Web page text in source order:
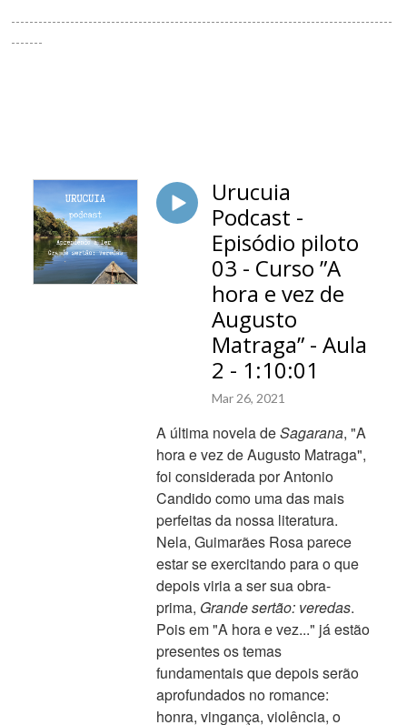
------------------------------------------------------------------------------------
-------
Urucuia
Podcast -
Episódio piloto
03 - Curso ”A
hora e vez de
Augusto
Matraga” - Aula
2 - 1:10:01
Mar 26, 2021
A última novela deSagarana, "A
hora e vez de Augusto Matraga",
foi considerada por Antonio
Candido como uma das mais
perfeitas da nossa literatura.
Nela, Guimarães Rosa parece
estar se exercitando para o que
depois viria a ser sua obra-
prima, Grande sertão: veredas.
Pois em "A hora e vez..." já estão
presentes os temas
fundamentais que depois serão
aprofundados no romance:
honra, vingança, violência, o